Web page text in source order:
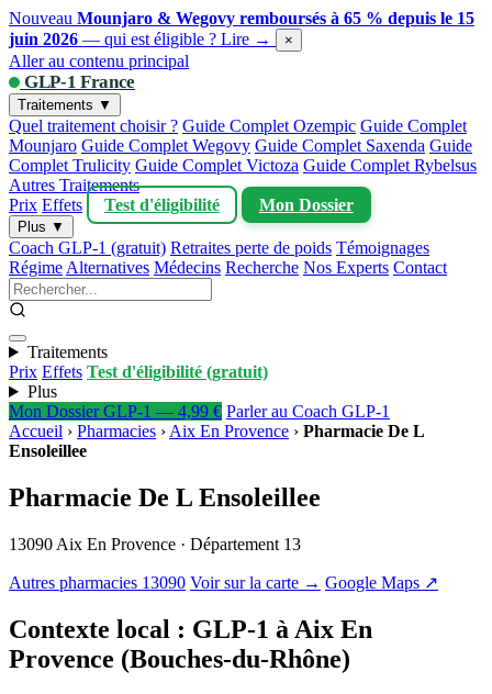
Nouveau Mounjaro & Wegovy remboursés à 65 % depuis le 15
juin 2026 — qui est éligible ? Lire → ×
Aller au contenu principal
GLP-1 France
Traitements ▼
Quel traitement choisir ? Guide Complet Ozempic Guide Complet
Mounjaro Guide Complet Wegovy Guide Complet Saxenda Guide
Complet Trulicity Guide Complet Victoza Guide Complet Rybelsus
Autres Traitements
Prix Effets Test d'éligibilité Mon Dossier
Plus ▼
Coach GLP-1 (gratuit) Retraites perte de poids Témoignages
Régime Alternatives Médecins Recherche Nos Experts Contact
Traitements
Prix Effets Test d'éligibilité (gratuit)
Plus
Mon Dossier GLP-1 — 4,99 € Parler au Coach GLP-1
Accueil › Pharmacies › Aix En Provence › Pharmacie De L
Ensoleillee
Pharmacie De L Ensoleillee
13090 Aix En Provence · Département 13
Autres pharmacies 13090 Voir sur la carte → Google Maps ↗
Contexte local : GLP-1 à Aix En
Provence (Bouches-du-Rhône)